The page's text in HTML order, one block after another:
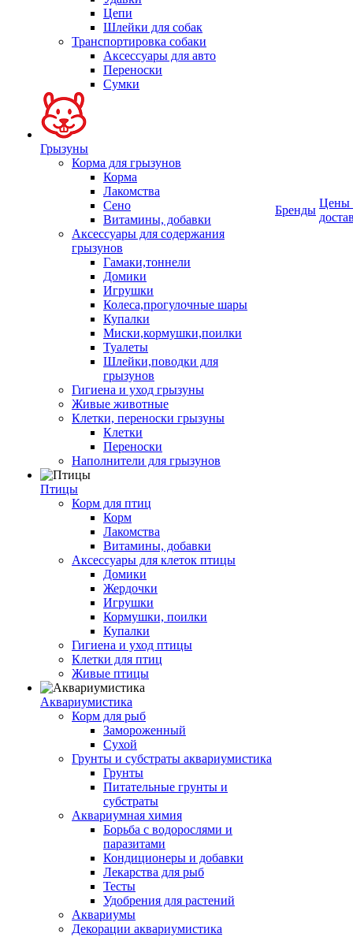
Цепи
Шлейки для собак
Транспортировка собаки
Аксессуары для авто
Переноски
Сумки
Грызуны
Корма для грызунов
Корма
Лакомства
Сено
Витамины, добавки
Аксессуары для содержания
грызунов
Гамаки,тоннели
Домики
Игрушки
Колеса,прогулочные шары
Купалки
Миски,кормушки,поилки
Туалеты
Шлейки,поводки для
грызунов
Гигиена и уход грызуны
Живые животные
Клетки, переноски грызуны
Клетки
Переноски
Наполнители для грызунов
Птицы
Корм для птиц
Корм
Лакомства
Витамины, добавки
Аксессуары для клеток птицы
Домики
Жердочки
Игрушки
Кормушки, поилки
Купалки
Гигиена и уход птицы
Клетки для птиц
Живые птицы
Аквариумистика
Корм для рыб
Замороженный
Сухой
Грунты и субстраты аквариумистика
Грунты
Питательные грунты и
субстраты
Аквариумная химия
Борьба с водорослями и
паразитами
Кондиционеры и добавки
Лекарства для рыб
Тесты
Удобрения для растений
Аквариумы
Декорации аквариумистика
Бренды
Цены